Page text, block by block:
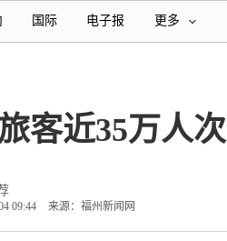
国际 电子报 更多
客近35万人次
09:44 来源：福州新闻网